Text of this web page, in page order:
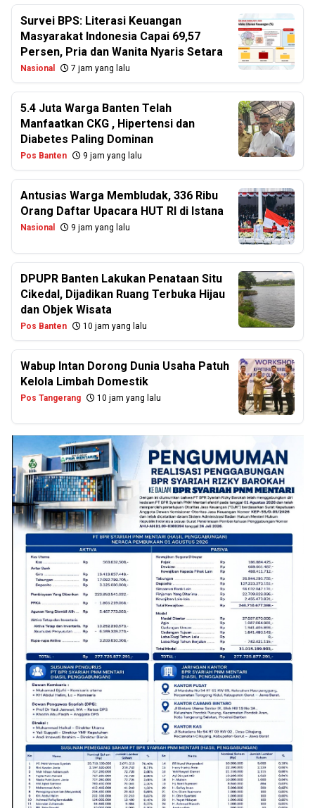
Survei BPS: Literasi Keuangan
Masyarakat Indonesia Capai 69,57
Persen, Pria dan Wanita Nyaris Setara
Nasional 7 jam yang lalu
5.4 Juta Warga Banten Telah
Manfaatkan CKG , Hipertensi dan
Diabetes Paling Dominan
Pos Banten 9 jam yang lalu
Antusias Warga Membludak, 336 Ribu
Orang Daftar Upacara HUT RI di Istana
Nasional 9 jam yang lalu
DPUPR Banten Lakukan Penataan Situ
Cikedal, Dijadikan Ruang Terbuka Hijau
dan Objek Wisata
Pos Banten 10 jam yang lalu
Wabup Intan Dorong Dunia Usaha Patuh
Kelola Limbah Domestik
Pos Tangerang 10 jam yang lalu